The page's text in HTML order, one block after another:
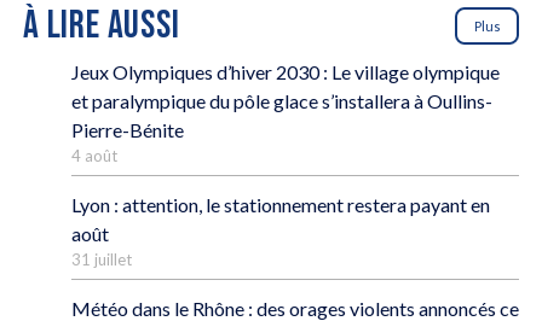
À LIRE AUSSI Plus
Jeux Olympiques d’hiver 2030 : Le village olympique
et paralympique du pôle glace s’installera à Oullins-
Pierre-Bénite
4 août
Lyon : attention, le stationnement restera payant en
août
31 juillet
Météo dans le Rhône : des orages violents annoncés ce